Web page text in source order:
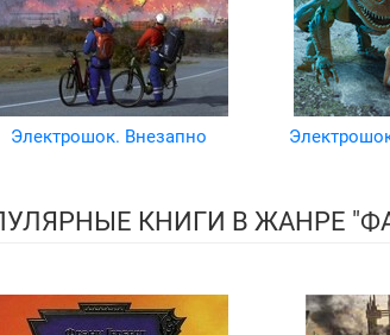
Электрошок. Внезапно
КНИГИ В ЖАНРЕ